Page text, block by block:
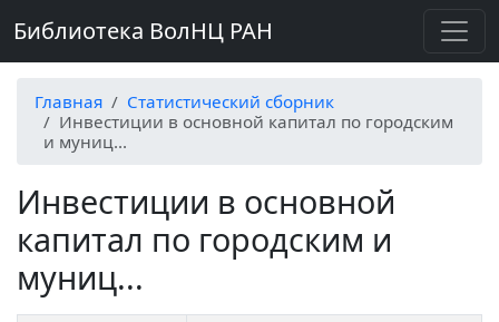
Библиотека ВолНЦ РАН
Главная
Статистический сборник
Инвестиции в основной капитал по городским
и муниц...
Инвестиции в основной
капитал по городским и
муниц...